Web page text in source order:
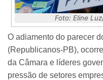
Foto: Eline
O adiamento do parecer
(Republicanos-PB),
da Câmara e líderes
pressão de setores